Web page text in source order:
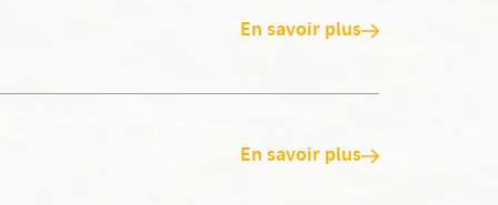
En savoir plus
En savoir plus